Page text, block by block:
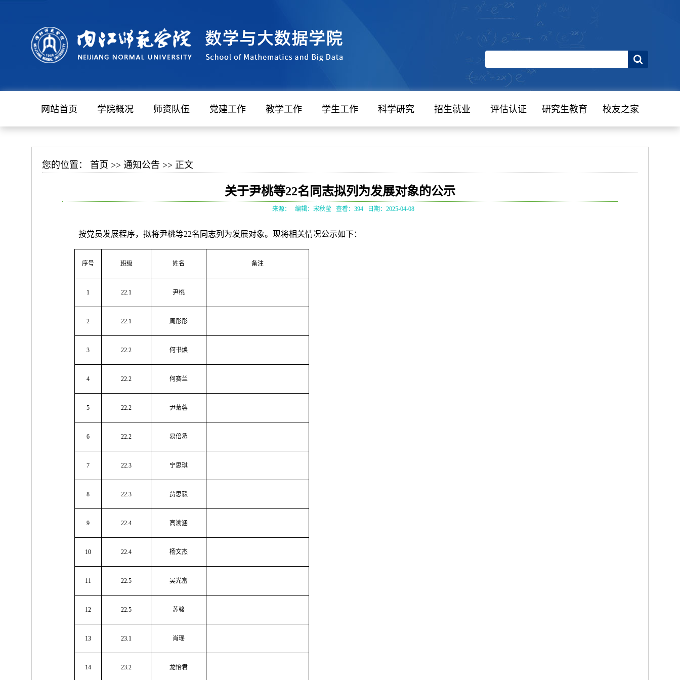
网站首页 学院概况 师资队伍 党建工作 教学工作 学生工作 科学研究 招生就业 评估认证 研究生教育 校友之家
您的位置： 首页 >> 通知公告 >> 正文
关于尹桃等22名同志拟列为发展对象的公示
来源： 编辑：宋秋莹 查看： 394 日期：2025-04-08
按党员发展程序，拟将尹桃等22名 同志列为发展对象。现将相关情况公示如下：
序号 班级 姓名 备注
1 22.1 尹桃
2 22.1 周彤彤
3 22.2 何书焕
4 22.2 何赛兰
5 22.2 尹菊蓉
6 22.2 易倍丞
7 22.3 宁思琪
8 22.3 贾思毅
9 22.4 高渝涵
10 22.4 杨文杰
11 22.5 吴光富
12 22.5 苏骏
13 23.1 肖瑶
14 23.2 龙怡君